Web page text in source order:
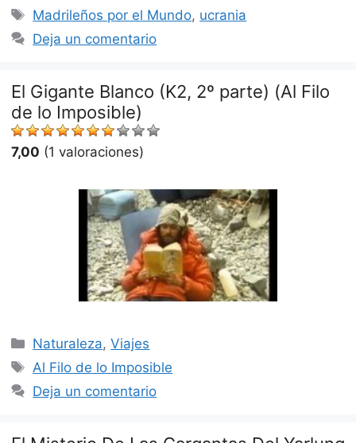
Etiquetas
Madrileños por el Mundo, ucrania
Deja un comentario
El Gigante Blanco (K2, 2º parte) (Al Filo
de lo Imposible)
7,00 (1 valoraciones)
Categorías
Naturaleza,Viajes
Etiquetas
Al Filo de lo Imposible
Deja un comentario